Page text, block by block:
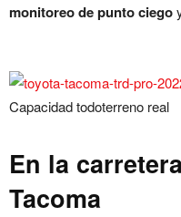
monitoreo de punto ciego
Capacidad todoterreno real
En la
Tacoma